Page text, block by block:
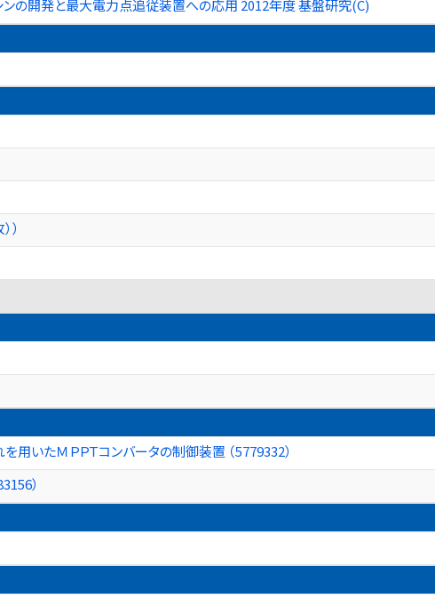
の開発と最大電力点追従装置への応用 2012年度 基盤研究(C)
）
用いたＭＰＰＴコンバータの制御装置 （5779332）
）